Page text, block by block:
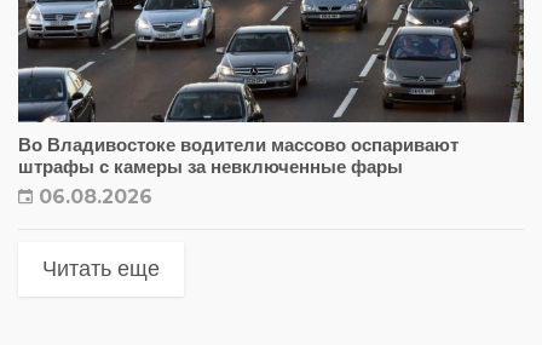
Во Владивостоке водители массово оспаривают
штрафы с камеры за невключенные фары
06.08.2026
Читать еще